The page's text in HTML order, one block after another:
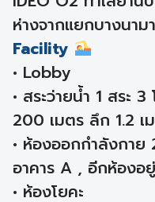
ห่างจากแยกบางนา
Facility
• Lobby
• สระว่ายน้ำ 1 สระ
200 เมตร ลึก 1.2 เ
• ห้องออกกำลังกา
อาคาร A , อีกห้องอ
• ห้องโยคะ